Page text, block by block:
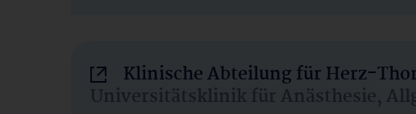
Klinische Abteilung für Herz-
Universitätsklinik für Anästhesie,